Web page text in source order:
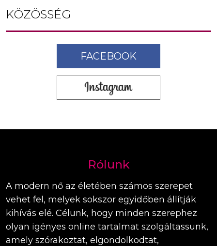
KÖZÖSSÉG
FACEBOOK
Rólunk
A modern nő az életében számos szerepet
vehet fel, melyek sokszor egyidőben állítják
kihívás elé. Célunk, hogy minden szerephez
olyan igényes online tartalmat szolgáltassunk,
amely szórakoztat, elgondolkodtat,